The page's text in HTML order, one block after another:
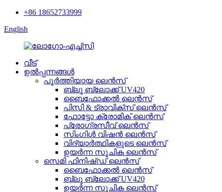
+86 18652733999
English
വീട്
ഉൽപ്പന്നങ്ങൾ
പൂർത്തിയായ ലെൻസ്
ബ്ലൂ ബ്ലോക്ക് UV420
ബൈഫോക്കൽ ലെൻസ്
പിസി & ട്രാവിക്സ് ലെൻസ്
ഫോട്ടോ ക്രോമിക് ലെൻസ്
പ്രോഗ്രസീവ് ലെൻസ്
സിംഗിൾ വിഷൻ ലെൻസ്
വിദ്യാർത്ഥികളുടെ ലെൻസ്
ഉയർന്ന സൂചിക ലെൻസ്
സെമി ഫിനിഷ്ഡ് ലെൻസ്
ബൈഫോക്കൽ ലെൻസ്
ബ്ലൂ ബ്ലോക്ക് UV420
ഉയർന്ന സൂചിക ലെൻസ്